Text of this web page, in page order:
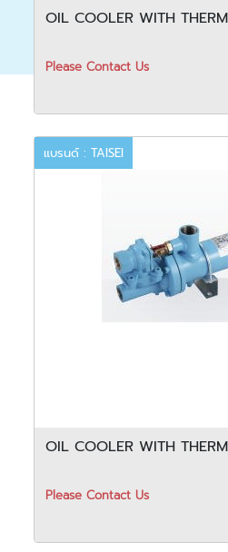
OIL COOLER WITH
Please Contact Us
แบรนด์ : TAISEI
OIL COOLER WITH
Please Contact Us